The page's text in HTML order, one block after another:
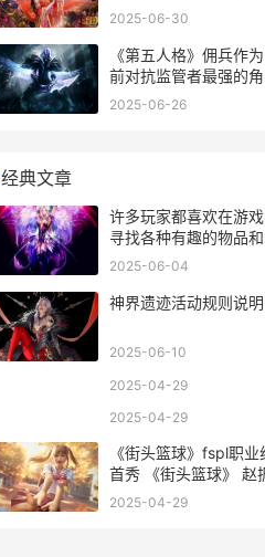
貌奇佳，眼灿若星辰，
樱桃小口，实属难得
人。
2025-06-30
《第五人格》佣兵作
前对抗监管者最强的角
之一，但是他却只拥有
经他是一位公司雇来
佣
2025-06-26
经典文章
许多玩家都喜欢在游
寻找各种有趣的物品和
饰品，《小森生活》是
游戏。但是图纸却比较
我们将为大家介绍一些
以获得鹿鸣落地灯图纸
2025-06-04
神界遗迹活动规则说明
2025-06-10
2025-04-29
2025-04-29
《街头篮球》fspl职业
首秀 《街头篮球》 赵
尧
2025-04-29